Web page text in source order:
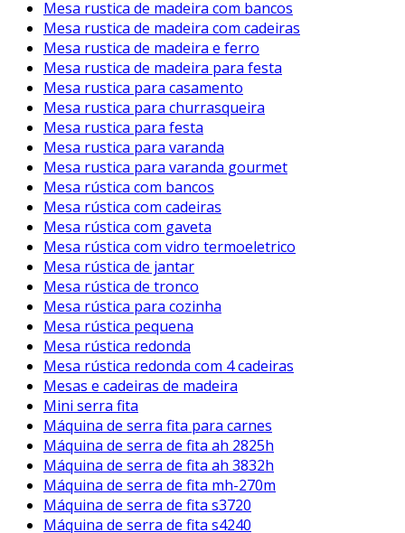
Mesa rustica de madeira com bancos
Mesa rustica de madeira com cadeiras
Mesa rustica de madeira e ferro
Mesa rustica de madeira para festa
Mesa rustica para casamento
Mesa rustica para churrasqueira
Mesa rustica para festa
Mesa rustica para varanda
Mesa rustica para varanda gourmet
Mesa rústica com bancos
Mesa rústica com cadeiras
Mesa rústica com gaveta
Mesa rústica com vidro termoeletrico
Mesa rústica de jantar
Mesa rústica de tronco
Mesa rústica para cozinha
Mesa rústica pequena
Mesa rústica redonda
Mesa rústica redonda com 4 cadeiras
Mesas e cadeiras de madeira
Mini serra fita
Máquina de serra fita para carnes
Máquina de serra de fita ah 2825h
Máquina de serra de fita ah 3832h
Máquina de serra de fita mh-270m
Máquina de serra de fita s3720
Máquina de serra de fita s4240